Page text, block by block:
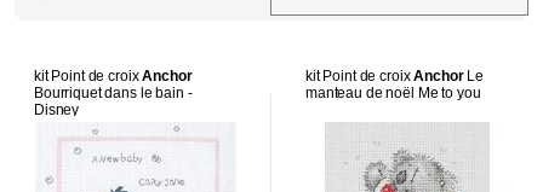
kit Point de croixAnchor
Bourriquet dans le bain -
Disney
kit Point de croixAnchorLe
manteau de noël Me to you